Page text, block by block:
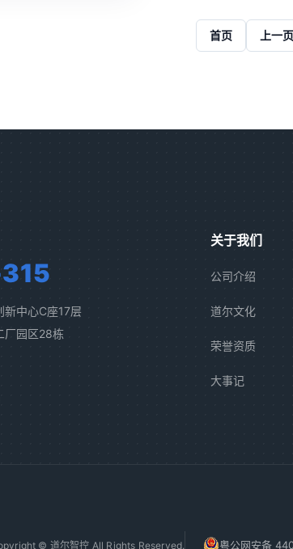
首页 上一页
新中心C座17层
厂园区28栋
关于我们
公司介绍
道尔文化
荣誉资质
大事记
© 道尔智控 All Rights Reserved. 粤公网安备